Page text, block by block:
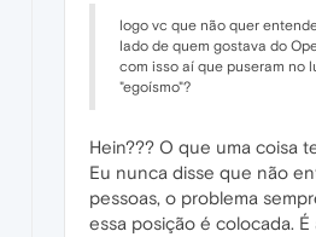
logo vc que não quer
lado de quem gostava do
com isso aí que puseram no
"egoísmo"?
Hein??? O que uma coisa
Eu nunca disse que não
pessoas, o problema
essa posição é colocada.